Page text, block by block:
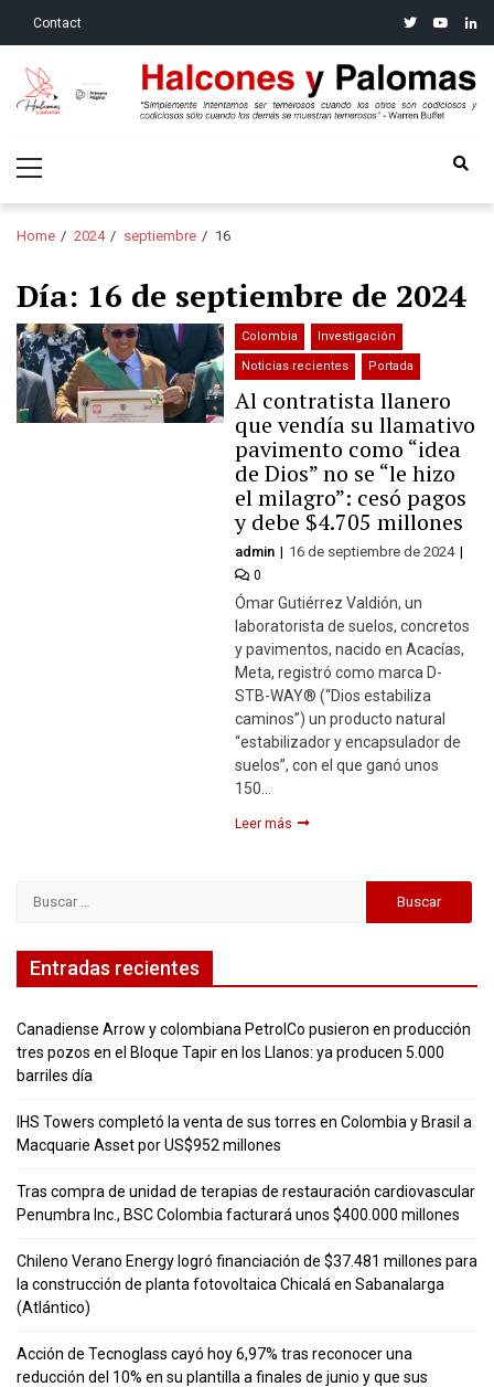
Contact twitteryoutube
Halcones y Palomas
Menu
Home 2024 septiembre 16
Día: 16 de septiembre de 2024
Colombia Investigación
Noticias recientes Portada
Al contratista llanero
que vendía su llamativo
pavimento como “idea
de Dios” no se “le hizo
el milagro”: cesó pagos
y debe $4.705 millones
admin 16 de septiembre de 2024
0
Ómar Gutiérrez Valdión, un
laboratorista de suelos, concretos
y pavimentos, nacido en Acacías,
Meta, registró como marca D-
STB-WAY® (“Dios estabiliza
caminos”) un producto natural
“estabilizador y encapsulador de
suelos”, con el que ganó unos
150…
Leer más
Entradas recientes
Canadiense Arrow y colombiana PetrolCo pusieron en producción
tres pozos en el Bloque Tapir en los Llanos: ya producen 5.000
barriles día
IHS Towers completó la venta de sus torres en Colombia y Brasil a
Macquarie Asset por US$952 millones
Tras compra de unidad de terapias de restauración cardiovascular
Penumbra Inc., BSC Colombia facturará unos $400.000 millones
Chileno Verano Energy logró financiación de $37.481 millones para
la construcción de planta fotovoltaica Chicalá en Sabanalarga
(Atlántico)
Acción de Tecnoglass cayó hoy 6,97% tras reconocer una
reducción del 10% en su plantilla a finales de junio y que sus